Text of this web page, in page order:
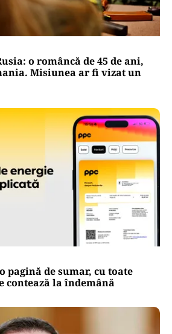
o româncă de 45 de ani,
Misiunea ar fi vizat un
pagină de sumar, cu toate
la îndemână